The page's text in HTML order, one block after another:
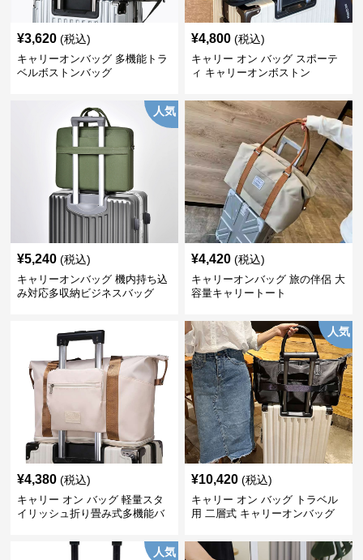
¥3,620 (税込)
キャリーオンバッグ 多機能トラ
ベルボストンバッグ
¥4,800 (税込)
キャリー オン バッグ スポーテ
ィ キャリーオンボストン
人気
¥5,240 (税込)
キャリーオンバッグ 機内持ち込
み対応多収納ビジネスバッグ
¥4,420 (税込)
キャリーオンバッグ 旅の伴侶 大
容量キャリートート
¥4,380 (税込)
キャリー オン バッグ 軽量スタ
イリッシュ折り畳み式多機能バ
人気
¥10,420 (税込)
キャリー オン バッグ トラベル
用 二層式 キャリーオンバッグ
人気